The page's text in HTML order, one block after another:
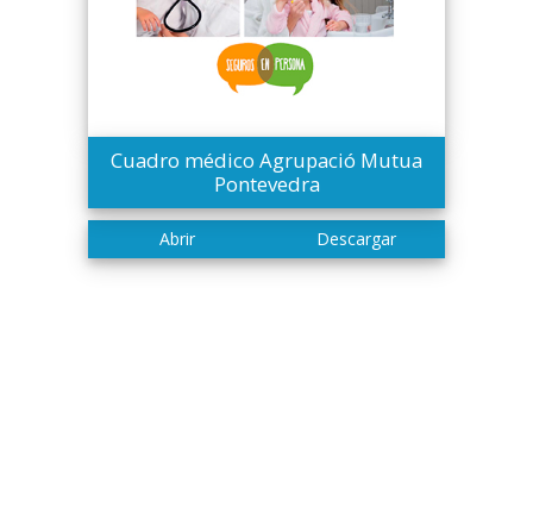
Cuadro médico Agrupació Mutua
Pontevedra